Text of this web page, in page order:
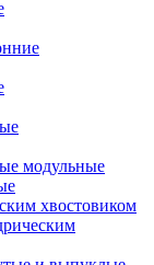
модульные
хвостовиком